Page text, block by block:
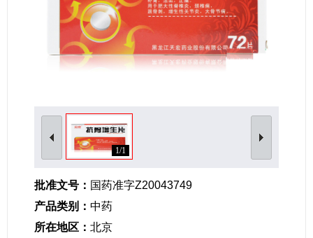
1/1
批准文号： 国药准字Z20043749
产品类别： 中药
所在地区： 北京